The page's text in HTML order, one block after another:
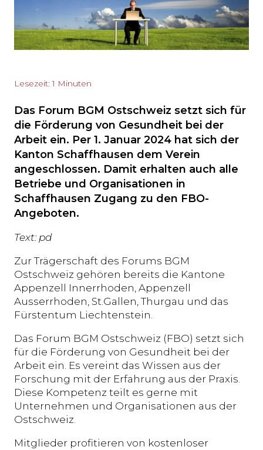
Lesezeit: 1 Minuten
Das Forum BGM Ostschweiz setzt sich für
die Förderung von Gesundheit bei der
Arbeit ein. Per 1. Januar 2024 hat sich der
Kanton Schaffhausen dem Verein
angeschlossen. Damit erhalten auch alle
Betriebe und Organisationen in
Schaffhausen Zugang zu den FBO-
Angeboten.
Text: pd
Zur Trägerschaft des Forums BGM
Ostschweiz gehören bereits die Kantone
Appenzell Innerrhoden, Appenzell
Ausserrhoden, St.Gallen, Thurgau und das
Fürstentum Liechtenstein.
Das Forum BGM Ostschweiz (FBO) setzt sich
für die Förderung von Gesundheit bei der
Arbeit ein. Es vereint das Wissen aus der
Forschung mit der Erfahrung aus der Praxis.
Diese Kompetenz teilt es gerne mit
Unternehmen und Organisationen aus der
Ostschweiz.
Mitglieder profitieren von kostenloser